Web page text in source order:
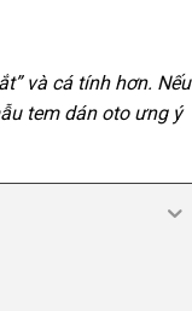
và cá tính hơn. Nếu
tem dán oto ưng ý